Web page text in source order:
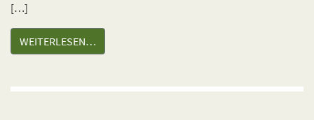
[…]
WEITERLESEN…